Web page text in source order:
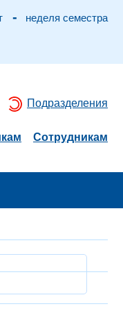
- неделя семестра
Подразделения
Сотрудникам